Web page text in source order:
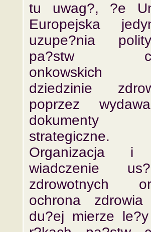
tu uwag?, ?e
Europejska
uzupe?nia
pa?stw
onkowskich
dziedzinie
poprzez
dokumenty
strategiczne.
Organizacja
wiadczenie
zdrowotnych
ochrona
du?ej mierze